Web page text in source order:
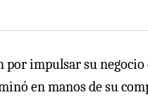
por impulsar su
en manos de su